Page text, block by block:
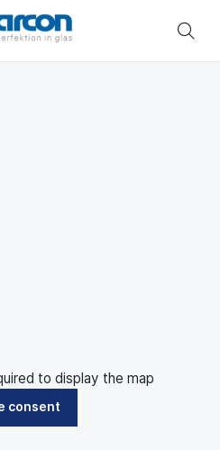
to display the map
consent